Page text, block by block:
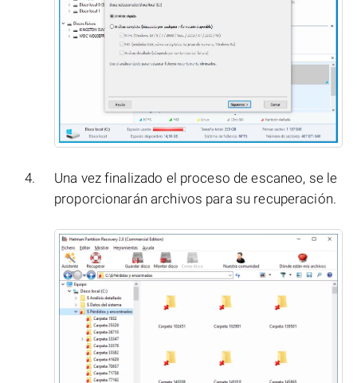
Una vez finalizado el proceso de escaneo, se le
proporcionarán archivos para su recuperación.